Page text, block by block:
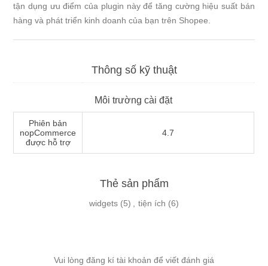
tận dụng ưu điểm của plugin này để tăng cường hiệu suất bán
hàng và phát triển kinh doanh của bạn trên Shopee.
Thông số kỹ thuật
Môi trường cài đặt
Phiên bản
nopCommerce
được hỗ trợ
4.7
Thẻ sản phẩm
widgets (5) tiện ích (6)
Vui lòng đăng kí tài khoản để viết đánh giá